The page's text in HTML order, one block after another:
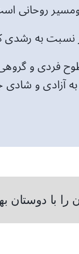
روحانی
نسبت به رشدی
فردی و
به آزادی و
را با دوستان